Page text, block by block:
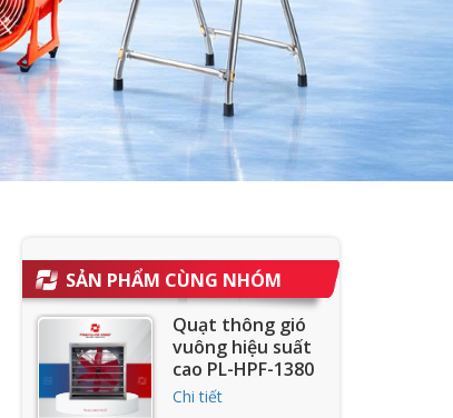
SẢN PHẨM CÙNG NHÓM
Quạt thông gió
vuông hiệu suất
cao PL-HPF-1380
Chi tiết